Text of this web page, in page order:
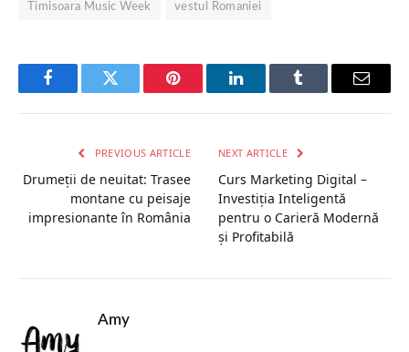
Timisoara Music Week vestul Romaniei
FacebookTwitter Pinterest LinkedInTumblr Email
PREVIOUS ARTICLE
Drumeții de neuitat: Trasee
montane cu peisaje
impresionante în România
NEXT ARTICLE
Curs Marketing Digital –
Investiția Inteligentă
pentru o Carieră Modernă
și Profitabilă
Amy